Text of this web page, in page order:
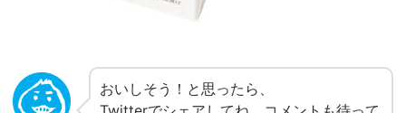
おいしそう！と思ったら、